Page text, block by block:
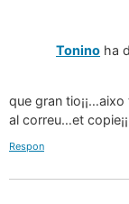
Tonino ha
que gran
al correu…et
Respon